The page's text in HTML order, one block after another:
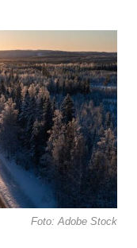
Foto: Adobe Stock